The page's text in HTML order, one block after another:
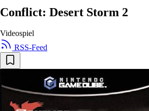
Conflict: Desert Storm 2
Videospiel
RSS-Feed